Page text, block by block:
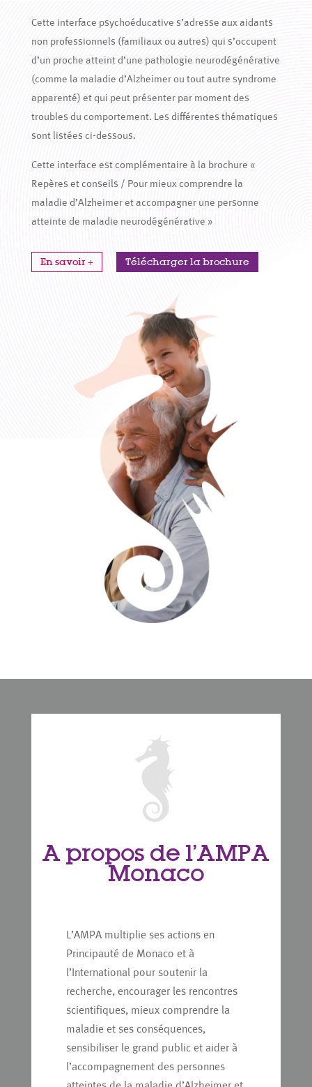
Cette interface psychoéducative s’adresse aux aidants
non professionnels (familiaux ou autres) qui s’occupent
d’un proche atteint d’une pathologie neurodégénérative
(comme la maladie d’Alzheimer ou tout autre syndrome
apparenté) et qui peut présenter par moment des
troubles du comportement. Les différentes thématiques
sont listées ci-dessous.
Cette interface est complémentaire à la brochure «
Repères et conseils / Pour mieux comprendre la
maladie d’Alzheimer et accompagner une personne
atteinte de maladie neurodégénérative »
En savoir + Télécharger la brochure
A propos de l’AMPA
Monaco
L’AMPA multiplie ses actions en
Principauté de Monaco et à
l’International pour soutenir la
recherche, encourager les rencontres
scientifiques, mieux comprendre la
maladie et ses conséquences,
sensibiliser le grand public et aider à
l’accompagnement des personnes